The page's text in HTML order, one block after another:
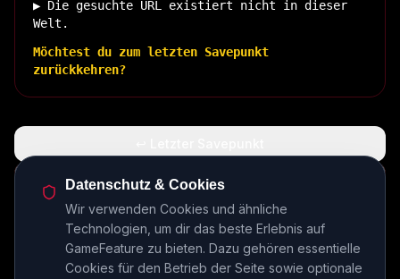
▶ Die gesuchte URL existiert nicht in dieser
Welt.
Möchtest du zum letzten Savepunkt
zurückkehren?
🏠 Zurück zur Basis
INSERT COIN TO CONTINUE...
Datenschutz & Cookies
Wir verwenden Cookies und ähnliche
Technologien, um dir das beste Erlebnis auf
GameFeature zu bieten. Dazu gehören essentielle
Cookies für den Betrieb der Seite sowie optionale